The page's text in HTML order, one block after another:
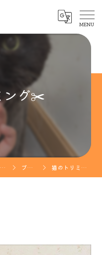
ング✂️
北海道札幌市の動物病院ならソマリ犬猫病院 ブログ 猫のトリミング✂️